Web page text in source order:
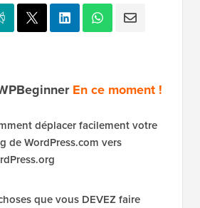
En ce moment !
déplacer facilement votre
de WordPress.com vers
que vous DEVEZ faire